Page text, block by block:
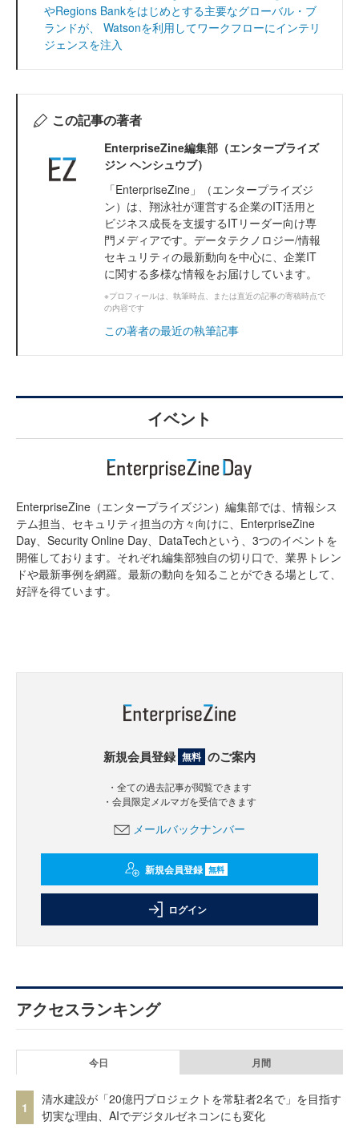
やRegions Bankをはじめとする主要なグローバル・ブ
ランドが、 Watsonを利用してワークフローにインテリ
ジェンスを注入
この記事の著者
EnterpriseZine編集部（エンタープライズ
ジン ヘンシュウブ）
「EnterpriseZine」（エンタープライズジ
ン）は、翔泳社が運営する企業のIT活用と
ビジネス成長を支援するITリーダー向け専
門メディアです。データテクノロジー/情報
セキュリティの最新動向を中心に、企業IT
に関する多様な情報をお届けしています。
※プロフィールは、執筆時点、または直近の記事の寄稿時点で
の内容です
この著者の最近の執筆記事
イベント
EnterpriseZine（エンタープライズジン）編集部では、情報シス
テム担当、セキュリティ担当の方々向けに、EnterpriseZine
Day、Security Online Day、DataTechという、3つのイベントを
開催しております。それぞれ編集部独自の切り口で、業界トレン
ドや最新事例を網羅。最新の動向を知ることができる場として、
好評を得ています。
新規会員登録 無料 のご案内
・全ての過去記事が閲覧できます
・会員限定メルマガを受信できます
メールバックナンバー
新規会員登録 無料
ログイン
アクセスランキング
今日 月間
1
清水建設が「20億円プロジェクトを常駐者2名で」を目指す
切実な理由、AIでデジタルゼネコンにも変化